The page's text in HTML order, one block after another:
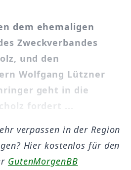
dem ehemaligen
Zweckverbandes
und den
Wolfgang Lützner
geht in die
fordert ...
verpassen in der Region
Hier kostenlos für den
GutenMorgenBB